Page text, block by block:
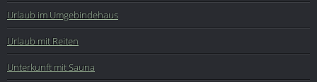
Urlaub im Umgebindehaus
Urlaub mit Reiten
Unterkunft mit Sauna